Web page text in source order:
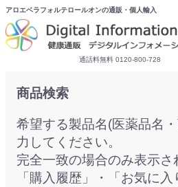
アロエベラフォルテロールオンの通販・個人輸入
通話料無料 0120-800-728
商品検索
希望する製品名(医薬品名
力してください。
完全一致の場合のみ表示さ
「購入履歴」・「お気に